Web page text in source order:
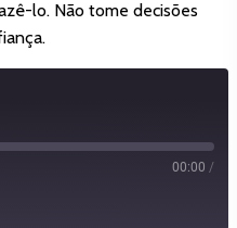
lo. Não tome decisões
00:00 /